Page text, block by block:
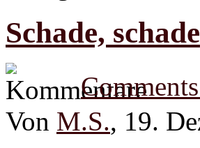
Schade, schade
Von M.S., 19.